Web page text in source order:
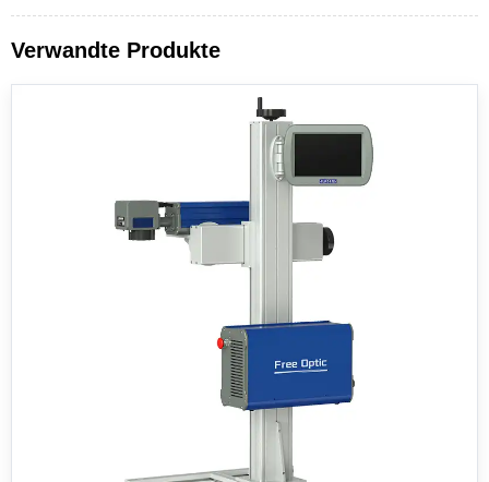
Verwandte Produkte